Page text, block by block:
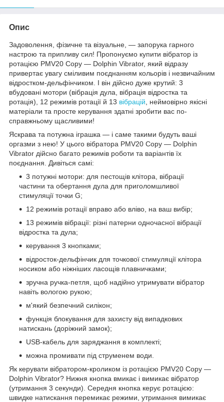
Опис
Задоволення, фізичне та візуальне, — запорука гарного
настрою та припливу сил! Пропонуємо купити вібратор із
ротацією PMV20 Copy — Dolphin Vibrator, який відразу
привертає увагу сміливим поєднанням кольорів і незвичайним
відростком-дельфінчиком. І він дійсно дуже крутий: 3
вбудовані мотори (вібрація дула, вібрація відростка та
ротація), 12 режимів ротації й 13 вібрацій , неймовірно якісні
матеріали та просте керування здатні зробити вас по-
справжньому щасливими!
Яскрава та потужна іграшка — і саме такими будуть ваші
оргазми з нею! У цього вібратора PMV20 Copy — Dolphin
Vibrator дійсно багато режимів роботи та варіантів їх
поєднання. Дивіться самі:
3 потужні мотори: для пестощів клітора, вібрації
частини та обертання дула для приголомшливої
стимуляції точки G;
12 режимів ротації вправо або вліво, на ваш вибір;
13 режимів вібрації: різні патерни одночасної вібрації
відростка та дула;
керування 3 кнопками;
відросток-дельфінчик для точкової стимуляції клітора
носиком або ніжніших ласощів плавничками;
зручна ручка-петля, щоб надійно утримувати вібратор
навіть вологою рукою;
м'який безпечний силікон;
функція блокування для захисту від випадкових
натискань (доріжний замок);
USB-кабель для заряджання в комплекті;
можна промивати під струменем води.
Як керувати вібратором-кроликом із ротацією PMV20 Copy —
Dolphin Vibrator? Нижня кнопка вмикає і вимикає вібратор
(утримання 3 секунди). Середня кнопка керує ротацією:
швидке натискання перемикає режими, утримання вимикає